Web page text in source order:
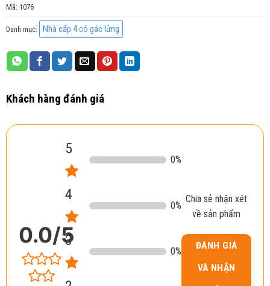
Mã: 1076
Danh mục: Nhà cấp 4 có gác lửng
Khách hàng đánh giá
0.0/5
5
0%
4
0%
3
0%
Chia sẻ nhận xét
về sản phẩm
ĐÁNH GIÁ
VÀ NHẬN